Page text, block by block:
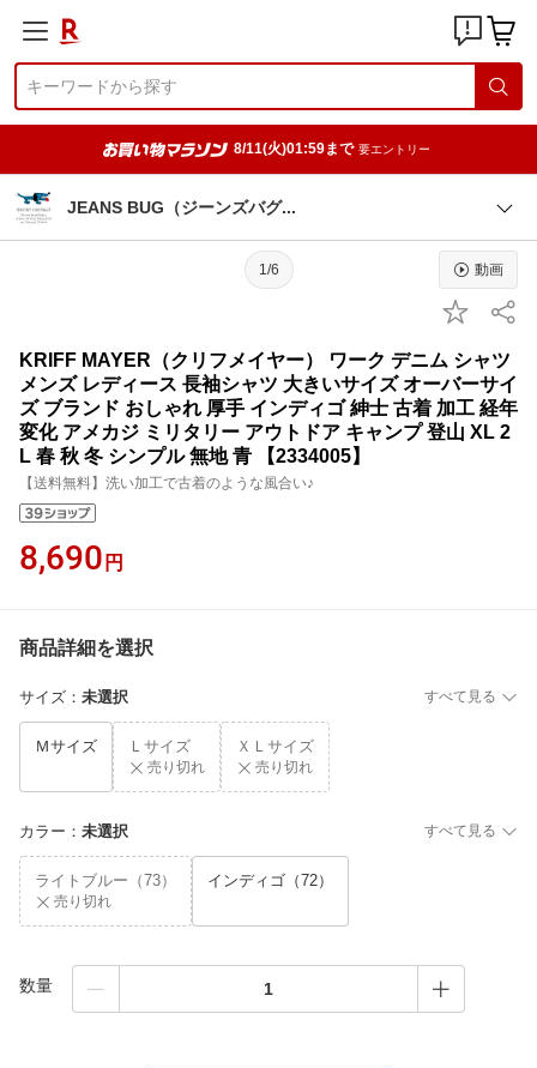
8/11(火)01:59まで 要エントリー
JEANS BUG（ジーンズバグ
1/6 動画
KRIFF MAYER（クリフメイヤー） ワーク デニム シャツ
メンズ レディース 長袖シャツ 大きいサイズ オーバーサイ
ズ ブランド おしゃれ 厚手 インディゴ 紳士 古着 加工 経年
変化 アメカジ ミリタリー アウトドア キャンプ 登山 XL 2
L 春 秋 冬 シンプル 無地 青 【2334005】
【送料無料】洗い加工で古着のような風合い♪
8,690 円
商品詳細を選択
サイズ ： 未選択 すべて見る
Ｍサイズ Ｌサイズ
売り切れ
ＸＬサイズ
売り切れ
カラー ： 未選択 すべて見る
ライトブルー（73）
売り切れ
インディゴ（72）
数量